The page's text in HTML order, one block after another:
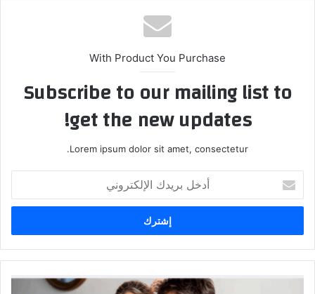
With Product You Purchase
Subscribe to our mailing list to
get the new updates!
Lorem ipsum dolor sit amet, consectetur.
بريدك
الإلكتروني
أفضل